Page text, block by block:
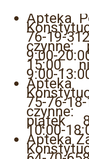
Apteka
76-19-
czynne:
9:00-
15:00,
9:00-
75-76-
piątek
10:00-
Apteka